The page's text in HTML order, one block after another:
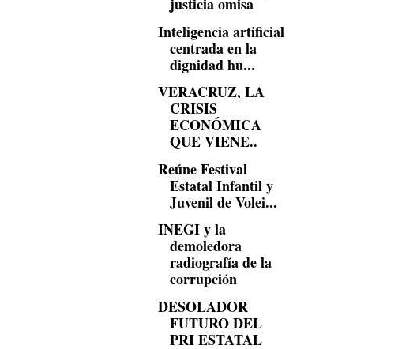
Inteligencia artificial
centrada en la
dignidad hu...
VERACRUZ, LA
CRISIS
ECONÓMICA
QUE VIENE..
Reúne Festival
Estatal Infantil y
Juvenil de Volei...
INEGI y la
demoledora
radiografía de la
corrupción
DESOLADOR
FUTURO DEL
PRI ESTATAL